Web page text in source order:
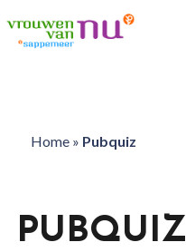
Home» Pubquiz
PUBQUIZ